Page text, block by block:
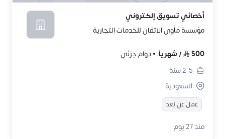
أخصائي تسويق إلكتروني
مؤسسة مأوى الاتقان للخدمات التجارية
500
/ شهرياً
دوام جزئي
2-5سنة
السعودية
عمل عن بُعد
منذ 27 يوم